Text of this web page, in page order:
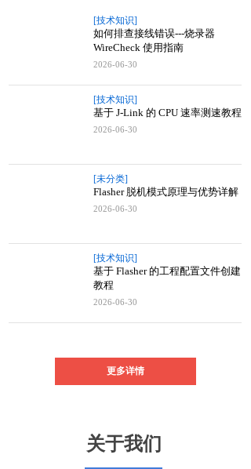
[技术知识]
如何排查接线错误---烧录器
WireCheck 使用指南
2026-06-30
[技术知识]
基于 J-Link 的 CPU 速率测速教程
2026-06-30
[未分类]
Flasher 脱机模式原理与优势详解
2026-06-30
[技术知识]
基于 Flasher 的工程配置文件创建
教程
2026-06-30
更多详情
关于我们